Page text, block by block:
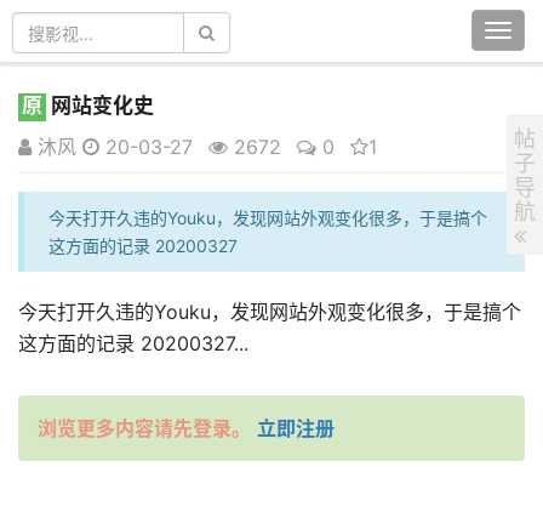
原 网站变化史
沐风
20-03-27 2672 0 1
今天打开久违的Youku，发现网站外观变化很多，于是搞个
这方面的记录 20200327
今天打开久违的Youku，发现网站外观变化很多，于是搞个
这方面的记录 20200327...
浏览更多内容请先登录。 立即注册
帖
子
导
航